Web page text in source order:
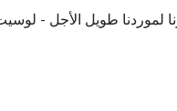
لموردنا طويل الأجل - لوسيت